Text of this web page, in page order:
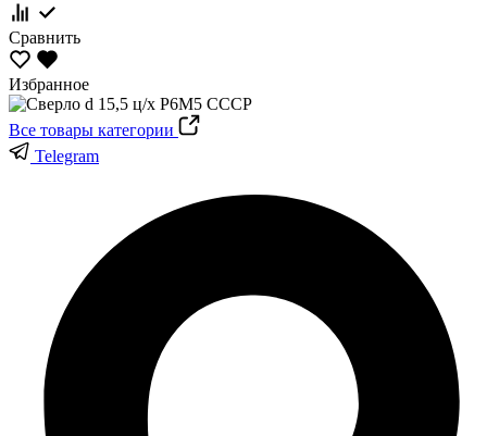
Сравнить
Избранное
Все товары категории
Telegram